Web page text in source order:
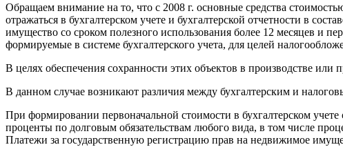
Обращаем внимание на то, что с 2008 г. основные средства
отражаться в бухгалтерском учете и бухгалтерской отчетности в
имущество со сроком полезного использования более 12 месяцев и
формируемые в системе бухгалтерского учета, для целей
В целях обеспечения сохранности этих объектов в производстве
В данном случае возникают различия между бухгалтерским и
При формировании первоначальной стоимости в бухгалтерском
проценты по долговым обязательствам любого вида, в том числе
Платежи за государственную регистрацию прав на недвижимое